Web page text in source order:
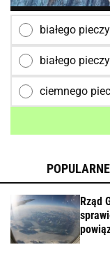
białego
białego
ciemnego
POPULARNE
Rząd